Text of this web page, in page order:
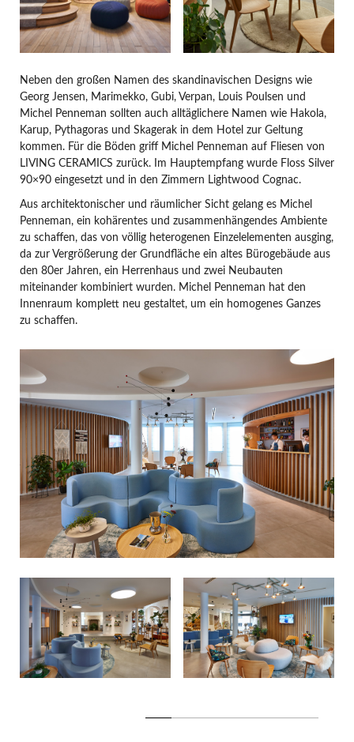
Neben den großen Namen des skandinavischen Designs wie
Georg Jensen, Marimekko, Gubi, Verpan, Louis Poulsen und
Michel Penneman sollten auch alltäglichere Namen wie Hakola,
Karup, Pythagoras und Skagerak in dem Hotel zur Geltung
kommen. Für die Böden griff Michel Penneman auf Fliesen von
LIVING CERAMICS zurück. Im Hauptempfang wurde Floss Silver
90×90 eingesetzt und in den Zimmern Lightwood Cognac.
Aus architektonischer und räumlicher Sicht gelang es Michel
Penneman, ein kohärentes und zusammenhängendes Ambiente
zu schaffen, das von völlig heterogenen Einzelelementen ausging,
da zur Vergrößerung der Grundfläche ein altes Bürogebäude aus
den 80er Jahren, ein Herrenhaus und zwei Neubauten
miteinander kombiniert wurden. Michel Penneman hat den
Innenraum komplett neu gestaltet, um ein homogenes Ganzes
zu schaffen.